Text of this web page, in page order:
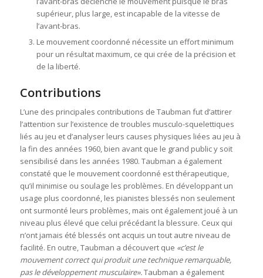
supérieur, plus large, est incapable de la vitesse de
l’avant-bras.
Le mouvement coordonné nécessite un effort minimum
pour un résultat maximum, ce qui crée de la précision et
de la liberté.
Contributions
L’une des principales contributions de Taubman fut d’attirer
l’attention sur l’existence de troubles musculo-squelettiques
liés au jeu et d’analyser leurs causes physiques liées au jeu à
la fin des années 1960, bien avant que le grand public y soit
sensibilisé dans les années 1980. Taubman a également
constaté que le mouvement coordonné est thérapeutique,
qu’il minimise ou soulage les problèmes. En développant un
usage plus coordonné, les pianistes blessés non seulement
ont surmonté leurs problèmes, mais ont également joué à un
niveau plus élevé que celui précédant la blessure. Ceux qui
n’ont jamais été blessés ont acquis un tout autre niveau de
facilité. En outre, Taubman a découvert que «c’est le
mouvement correct qui produit une technique remarquable,
pas le développement musculaire».Taubman a également